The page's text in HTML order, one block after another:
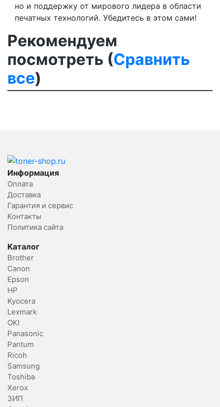
но и поддержку от мирового лидера в области
печатных технологий. Убедитесь в этом сами!
Рекомендуем
посмотреть (Сравнить
все)
Информация
Оплата
Доставка
Гарантия и сервис
Контакты
Политика сайта
Каталог
Brother
Canon
Epson
HP
Kyocera
Lexmark
OKI
Panasonic
Pantum
Ricoh
Samsung
Toshiba
Xerox
ЗИП